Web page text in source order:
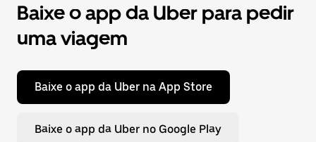
Baixe o app da Uber para pedir
uma viagem
Baixe o app da Uber na App Store
Baixe o app da Uber no Google Play